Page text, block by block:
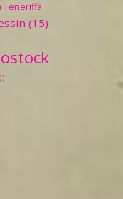
Teneriffa
(15)